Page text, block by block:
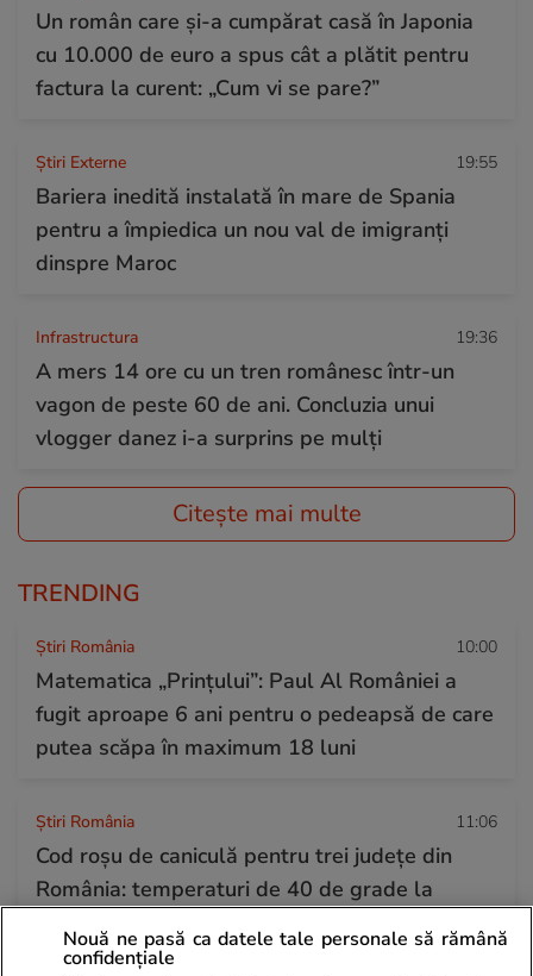
Un român care și-a cumpărat casă în Japonia
cu 10.000 de euro a spus cât a plătit pentru
factura la curent: „Cum vi se pare?”
Știri Externe 19:55
Bariera inedită instalată în mare de Spania
pentru a împiedica un nou val de imigranți
dinspre Maroc
Infrastructura 19:36
A mers 14 ore cu un tren românesc într-un
vagon de peste 60 de ani. Concluzia unui
vlogger danez i-a surprins pe mulți
Citește mai multe
TRENDING
Știri România 10:00
Matematica „Prințului”: Paul Al României a
fugit aproape 6 ani pentru o pedeapsă de care
putea scăpa în maximum 18 luni
Știri România 11:06
Cod roșu de caniculă pentru trei județe din
România: temperaturi de 40 de grade la
Nouă ne pasă ca datele tale personale să rămână
confidențiale